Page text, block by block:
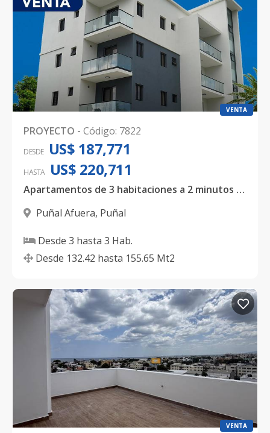
VENTA
PROYECTO - Código: 7822
DESDE US$ 187,771
HASTA US$ 220,711
Apartamentos de 3 habitaciones a 2 minutos del Aeropuerto Internacional del Cibao
Puñal Afuera, Puñal
Desde 3 hasta 3 Hab.
Desde 132.42 hasta 155.65 Mt2
VENTA